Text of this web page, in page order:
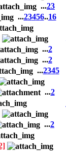
...23
...23456..16
...2
...2
...2345
...2
...2